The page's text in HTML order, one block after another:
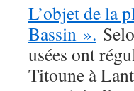
L’objet de la
Bassin ».
usées ont
Titoune à